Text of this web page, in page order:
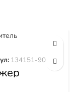
9020
134151-9020